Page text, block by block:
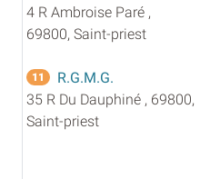
4 R Ambroise Paré ,
69800, Saint-priest
11
R.G.M.G.
35 R Du Dauphiné , 69800,
Saint-priest